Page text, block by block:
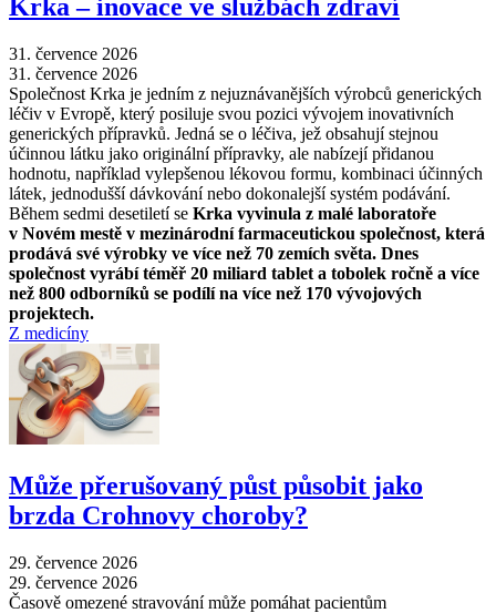
Krka –⁠ inovace ve službách zdraví
31. července 2026
31. července 2026
Společnost Krka je jedním z nejuznávanějších výrobců generických
léčiv v Evropě, který posiluje svou pozici vývojem inovativních
generických přípravků. Jedná se o léčiva, jež obsahují stejnou
účinnou látku jako originální přípravky, ale nabízejí přidanou
hodnotu, například vylepšenou lékovou formu, kombinaci účinných
látek, jednodušší dávkování nebo dokonalejší systém podávání.
Během sedmi desetiletí se Krka vyvinula z malé laboratoře
v Novém mestě v mezinárodní farmaceutickou společnost, která
prodává své výrobky ve více než 70 zemích světa. Dnes
společnost vyrábí téměř 20 miliard tablet a tobolek ročně a více
než 800 odborníků se podílí na více než 170 vývojových
projektech.
Z medicíny
Může přerušovaný půst působit jako
brzda Crohnovy choroby?
29. července 2026
29. července 2026
Časově omezené stravování může pomáhat pacientům